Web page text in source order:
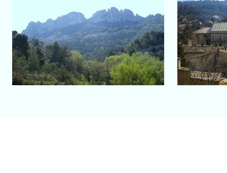
Gigondas
Aperçu des dentelles de
Montmirail